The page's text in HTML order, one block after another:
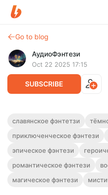
Go to blog
АудиоФэнтези
Oct 22 2025 17:15
SUBSCRIBE
Аудиокнига
Полная версия.
Продолжительность: 16
Слушайте эту и другие
рекламы и любых
Level
славянское фэнтетзи
приключенческое фэнтези
эпическое фэнтези
романтическое фэнтези
магическое фэнтези